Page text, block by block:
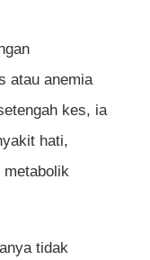
atau anemia
kes, ia
hati,
metabolik
tidak